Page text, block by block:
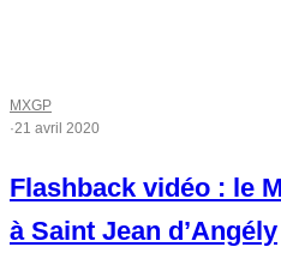
MXGP
·21 avril 2020
Flashback vidéo : le
à Saint Jean d’Angély